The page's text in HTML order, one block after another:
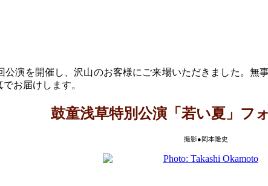
公演を開催し、沢山のお客様にご来場いただきました。
お届けします。
鼓童浅草特別公演「若い夏」フ
撮影●岡本隆史